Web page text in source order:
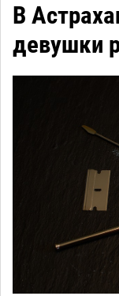
В
девушки